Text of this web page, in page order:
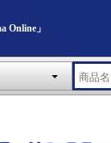
Online」